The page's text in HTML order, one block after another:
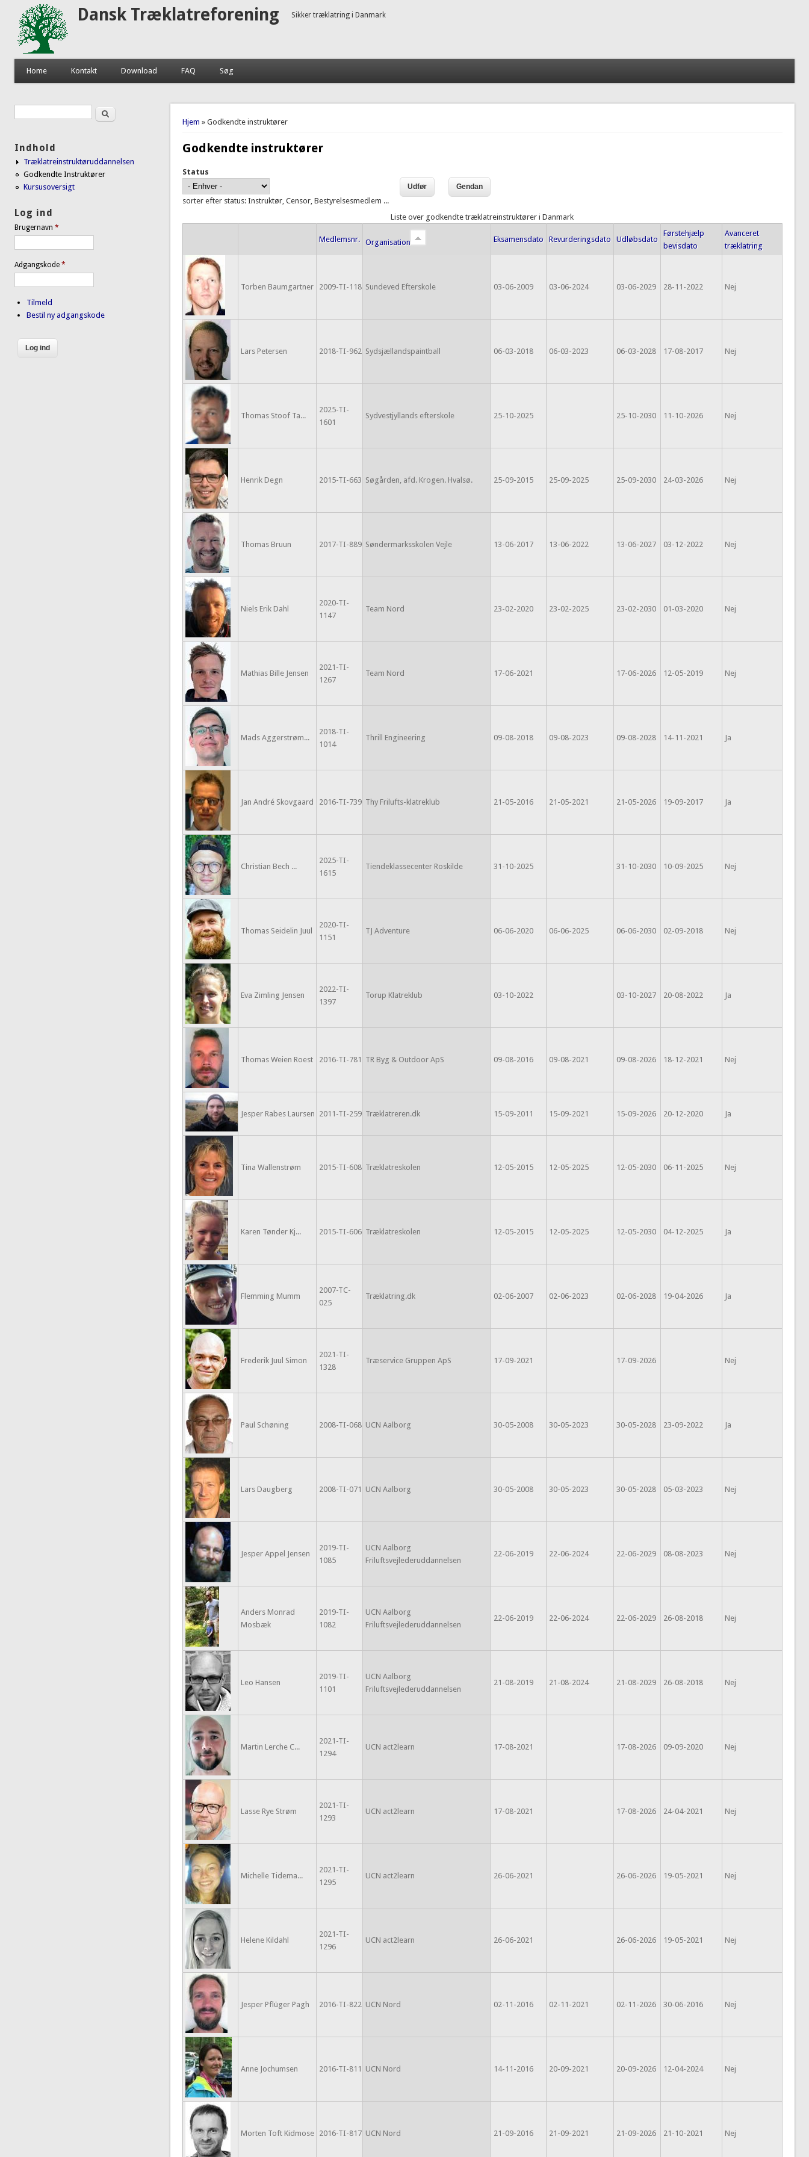
Dansk Træklatreforening Sikker træklatring i Danmark
Home Kontakt Download FAQ Søg
Du er her
Hjem » Godkendte instruktører
Godkendte instruktører
Status
sorter efter status: Instruktør, Censor, Bestyrelsesmedlem ...
Liste over godkendte træklatreinstruktører i Danmark
Medlemsnr. Organisation Eksamensdato Revurderingsdato Udløbsdato
Førstehjælp
bevisdato
Avanceret
træklatring
Torben Baumgartner 2009-TI-118 Sundeved Efterskole 03-06-2009 03-06-2024 03-06-2029 28-11-2022 Nej
Lars Petersen 2018-TI-962 Sydsjællandspaintball 06-03-2018 06-03-2023 06-03-2028 17-08-2017 Nej
Thomas Stoof Ta...
2025-TI-
1601
Sydvestjyllands efterskole 25-10-2025 25-10-2030 11-10-2026 Nej
Henrik Degn 2015-TI-663 Søgården, afd. Krogen. Hvalsø. 25-09-2015 25-09-2025 25-09-2030 24-03-2026 Nej
Thomas Bruun 2017-TI-889 Søndermarksskolen Vejle 13-06-2017 13-06-2022 13-06-2027 03-12-2022 Nej
Niels Erik Dahl
2020-TI-
1147
Team Nord 23-02-2020 23-02-2025 23-02-2030 01-03-2020 Nej
Mathias Bille Jensen
2021-TI-
1267
Team Nord 17-06-2021 17-06-2026 12-05-2019 Nej
Mads Aggerstrøm...
2018-TI-
1014
Thrill Engineering 09-08-2018 09-08-2023 09-08-2028 14-11-2021 Ja
Jan André Skovgaard 2016-TI-739 Thy Frilufts-klatreklub 21-05-2016 21-05-2021 21-05-2026 19-09-2017 Ja
Christian Bech ...
2025-TI-
1615
Tiendeklassecenter Roskilde 31-10-2025 31-10-2030 10-09-2025 Nej
Thomas Seidelin Juul
2020-TI-
1151
TJ Adventure 06-06-2020 06-06-2025 06-06-2030 02-09-2018 Nej
Eva Zimling Jensen
2022-TI-
1397
Torup Klatreklub 03-10-2022 03-10-2027 20-08-2022 Ja
Thomas Weien Roest 2016-TI-781 TR Byg & Outdoor ApS 09-08-2016 09-08-2021 09-08-2026 18-12-2021 Nej
Jesper Rabes Laursen 2011-TI-259 Træklatreren.dk 15-09-2011 15-09-2021 15-09-2026 20-12-2020 Ja
Tina Wallenstrøm 2015-TI-608 Træklatreskolen 12-05-2015 12-05-2025 12-05-2030 06-11-2025 Nej
Karen Tønder Kj... 2015-TI-606 Træklatreskolen 12-05-2015 12-05-2025 12-05-2030 04-12-2025 Ja
Flemming Mumm
2007-TC-
025
Træklatring.dk 02-06-2007 02-06-2023 02-06-2028 19-04-2026 Ja
Frederik Juul Simon
2021-TI-
1328
Træservice Gruppen ApS 17-09-2021 17-09-2026 Nej
Paul Schøning 2008-TI-068 UCN Aalborg 30-05-2008 30-05-2023 30-05-2028 23-09-2022 Ja
Lars Daugberg 2008-TI-071 UCN Aalborg 30-05-2008 30-05-2023 30-05-2028 05-03-2023 Nej
Jesper Appel Jensen
2019-TI-
1085
UCN Aalborg
Friluftsvejlederuddannelsen
22-06-2019 22-06-2024 22-06-2029 08-08-2023 Nej
Anders Monrad
Mosbæk
2019-TI-
1082
UCN Aalborg
Friluftsvejlederuddannelsen
22-06-2019 22-06-2024 22-06-2029 26-08-2018 Nej
Leo Hansen
2019-TI-
1101
UCN Aalborg
Friluftsvejlederuddannelsen
21-08-2019 21-08-2024 21-08-2029 26-08-2018 Nej
Martin Lerche C...
2021-TI-
1294
UCN act2learn 17-08-2021 17-08-2026 09-09-2020 Nej
Lasse Rye Strøm
2021-TI-
1293
UCN act2learn 17-08-2021 17-08-2026 24-04-2021 Nej
Michelle Tidema...
2021-TI-
1295
UCN act2learn 26-06-2021 26-06-2026 19-05-2021 Nej
Helene Kildahl
2021-TI-
1296
UCN act2learn 26-06-2021 26-06-2026 19-05-2021 Nej
Jesper Pflüger Pagh 2016-TI-822 UCN Nord 02-11-2016 02-11-2021 02-11-2026 30-06-2016 Nej
Anne Jochumsen 2016-TI-811 UCN Nord 14-11-2016 20-09-2021 20-09-2026 12-04-2024 Nej
Morten Toft Kidmose 2016-TI-817 UCN Nord 21-09-2016 21-09-2021 21-09-2026 21-10-2021 Nej
Søgefelt Søg
Indhold
Træklatreinstruktøruddannelsen
Godkendte Instruktører
Kursusoversigt
Log ind
Brugernavn *
Adgangskode *
Tilmeld
Bestil ny adgangskode